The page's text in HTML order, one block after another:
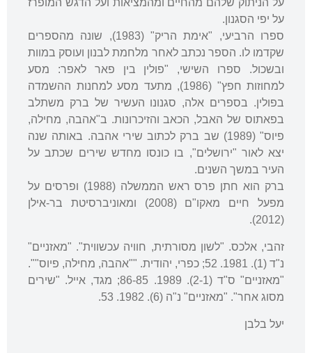
על הניתוק שלהם מהחיים ומהמציאות ועל הדגש המופרז
על יפי הסגנון.
ספרו הרביעי, "אימת הריק" (1983), שונה מהספרים
שקדמו לו. הספר נכתב לאחר מלחמת לבנון ועוסק במוות
ובשכול. ספרו השישי, "פולין בין פאר לאפר: מסע
למחוזות חפץ" (1986), מתעד מסע למחנות ההשמדה
בפולין. בספרים אלה, סגנונו העשיר של ברק משתלב
בפאתוס של האבל, הכאב והזיכרונות. ב"אהבה, מחילה,
פיוס" (1989) שב ברק לכתוב שירי אהבה. באותה שנה
יצא לאור "ירושלים", בו כונסו מחדש שירים שכתב על
העיר במשך השנים.
ברק הוא חתן פרס ראש הממשלה (1988) ופרסים על
מפעל חיים מאקו"ם (2008) ומאוניברסיטת בר-אילן
(2012).
זהבי, אלכס. "לשון מסורתית, חוויה עכשווית". "מאזניים"
נ"ד (1). 1981. 52; כפרי, יהודית. ""אהבה, מחילה, פיוס"".
"מאזניים" ס"ד (2-1). 1989. 86-85; מגד, אייל. "שירים
מסוג אחר". "מאזניים" נ"ה (6). 1982. 53.
יעל בלבן